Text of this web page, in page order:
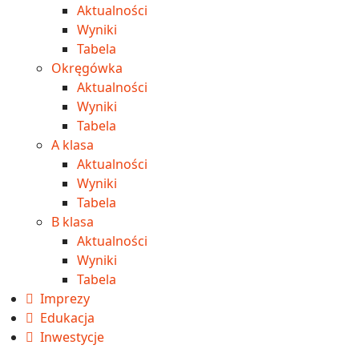
Aktualności
Wyniki
Tabela
Okręgówka
Aktualności
Wyniki
Tabela
A klasa
Aktualności
Wyniki
Tabela
B klasa
Aktualności
Wyniki
Tabela
Imprezy
Edukacja
Inwestycje